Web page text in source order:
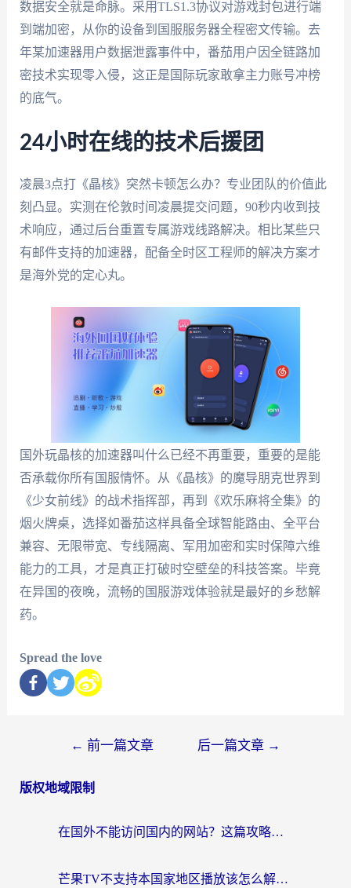
数据安全就是命脉。采用TLS1.3协议对游戏封包进行端
到端加密，从你的设备到国服服务器全程密文传输。去
年某加速器用户数据泄露事件中，番茄用户因全链路加
密技术实现零入侵，这正是国际玩家敢拿主力账号冲榜
的底气。
24小时在线的技术后援团
凌晨3点打《晶核》突然卡顿怎么办？专业团队的价值此
刻凸显。实测在伦敦时间凌晨提交问题，90秒内收到技
术响应，通过后台重置专属游戏线路解决。相比某些只
有邮件支持的加速器，配备全时区工程师的解决方案才
是海外党的定心丸。
国外玩晶核的加速器叫什么已经不再重要，重要的是能
否承载你所有国服情怀。从《晶核》的魔导朋克世界到
《少女前线》的战术指挥部，再到《欢乐麻将全集》的
烟火牌桌，选择如番茄这样具备全球智能路由、全平台
兼容、无限带宽、专线隔离、军用加密和实时保障六维
能力的工具，才是真正打破时空壁垒的科技答案。毕竟
在异国的夜晚，流畅的国服游戏体验就是最好的乡愁解
药。
Spread the love
← 前一篇文章 后一篇文章 →
版权地域限制
在国外不能访问国内的网站？这篇攻略帮你无缝连接家乡资源
芒果TV不支持本国家地区播放该怎么解决？海外党追剧看片的终极指南